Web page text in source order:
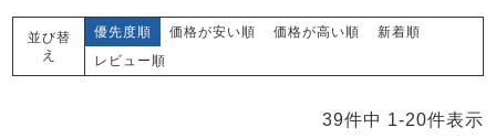
サッカー/ちぢみ 楊
柳
並び替
え
優先度順 価格が安い順 価格が高い順
新着順
レビュー順
39件中 1-20件表示